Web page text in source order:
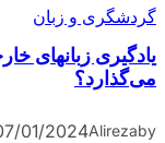
گردشگری و زبان
یادگیری زبانهای
می‎‌گذارد؟
by
Alireza
01/2024